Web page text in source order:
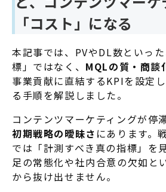
「コスト」になる
本記事では、PVやDL数といっ
標」ではなく、 MQLの質・商談
事業貢献に直結するKPIを設定
る手順を解説しました。
コンテンツマーケティングが停
初期戦略の曖昧さ にあります。
では「計測すべき真の指標」を
足の常態化や社内合意の欠如と
から抜け出せません。